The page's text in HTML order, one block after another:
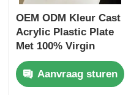
OEM ODM Kleur Cast
Acrylic Plastic Plate
Met 100% Virgin
PMMA Raw Material
Aanvraag sturen